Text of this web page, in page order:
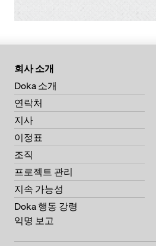
회사 소개
Doka 소개
연락처
지사
이정표
조직
프로젝트 관리
지속 가능성
Doka 행동 강령
익명 보고